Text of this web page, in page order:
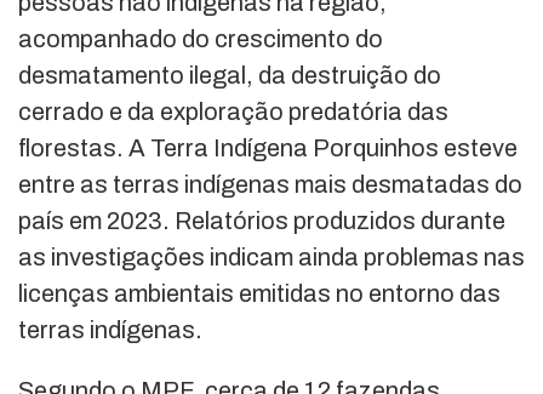
acompanhado do crescimento do
desmatamento ilegal, da destruição do
cerrado e da exploração predatória das
florestas. A Terra Indígena Porquinhos esteve
entre as terras indígenas mais desmatadas do
país em 2023. Relatórios produzidos durante
as investigações indicam ainda problemas nas
licenças ambientais emitidas no entorno das
terras indígenas.